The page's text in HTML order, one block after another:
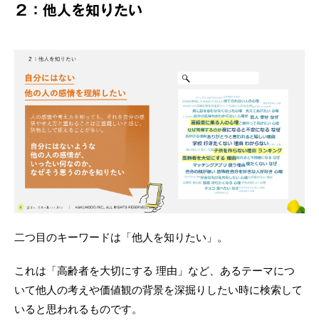
２：他人を知りたい
二つ目のキーワードは「他人を知りたい」。
これは「高齢者を大切にする 理由」など、あるテーマにつ
いて他人の考えや価値観の背景を深掘りしたい時に検索して
いると思われるものです。